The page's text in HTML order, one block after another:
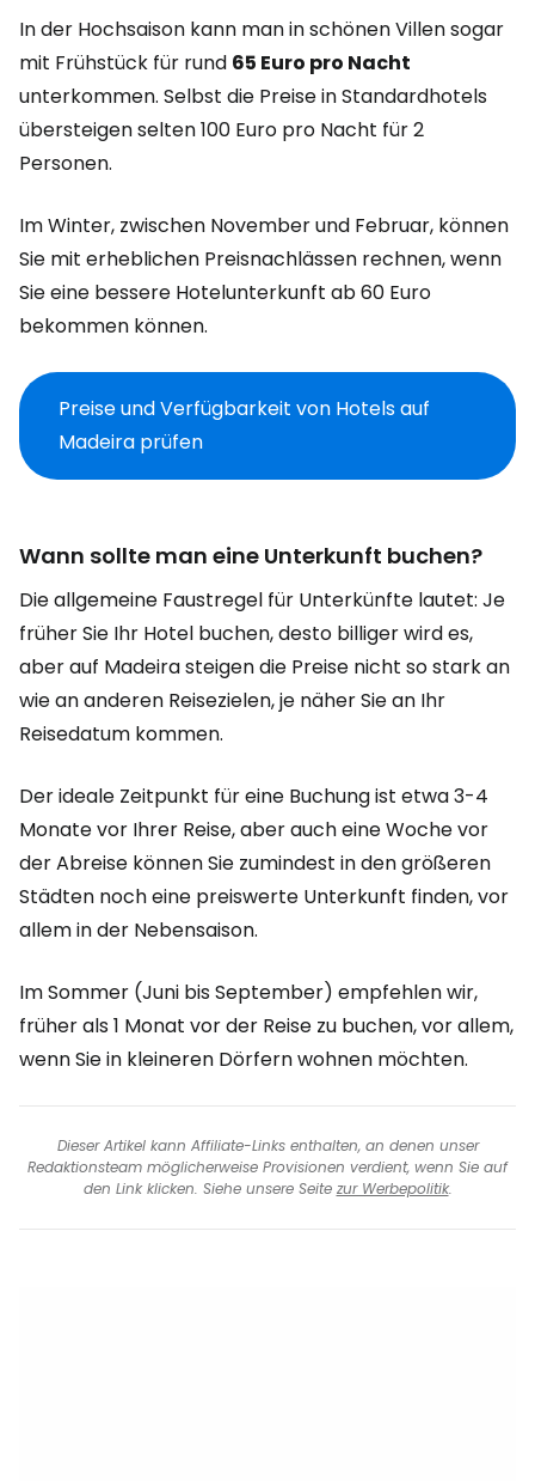
In der Hochsaison kann man in schönen Villen sogar
mit Frühstück für rund 65 Euro pro Nacht
unterkommen. Selbst die Preise in Standardhotels
übersteigen selten 100 Euro pro Nacht für 2
Personen.
Im Winter, zwischen November und Februar, können
Sie mit erheblichen Preisnachlässen rechnen, wenn
Sie eine bessere Hotelunterkunft ab 60 Euro
bekommen können.
Preise und Verfügbarkeit von Hotels auf
Madeira prüfen
Wann sollte man eine Unterkunft buchen?
Die allgemeine Faustregel für Unterkünfte lautet: Je
früher Sie Ihr Hotel buchen, desto billiger wird es,
aber auf Madeira steigen die Preise nicht so stark an
wie an anderen Reisezielen, je näher Sie an Ihr
Reisedatum kommen.
Der ideale Zeitpunkt für eine Buchung ist etwa 3-4
Monate vor Ihrer Reise, aber auch eine Woche vor
der Abreise können Sie zumindest in den größeren
Städten noch eine preiswerte Unterkunft finden, vor
allem in der Nebensaison.
Im Sommer (Juni bis September) empfehlen wir,
früher als 1 Monat vor der Reise zu buchen, vor allem,
wenn Sie in kleineren Dörfern wohnen möchten.
Dieser Artikel kann Affiliate-Links enthalten, an denen unser
Redaktionsteam möglicherweise Provisionen verdient, wenn Sie auf
den Link klicken. Siehe unsere Seite zur Werbepolitik.